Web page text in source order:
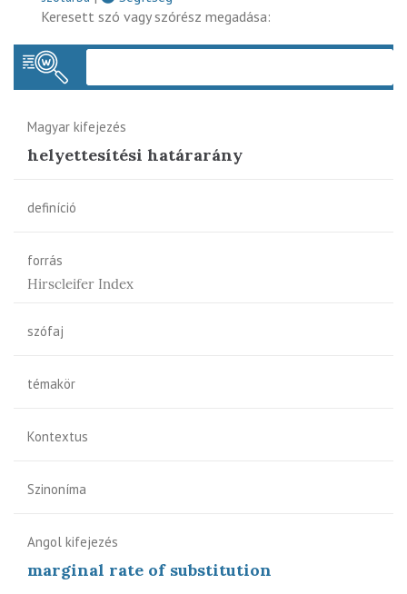
Keresett szó vagy szórész megadása:
Magyar kifejezés
helyettesítési határarány
definíció
forrás
Hirscleifer Index
szófaj
témakör
Kontextus
Szinoníma
Angol kifejezés
marginal rate of substitution